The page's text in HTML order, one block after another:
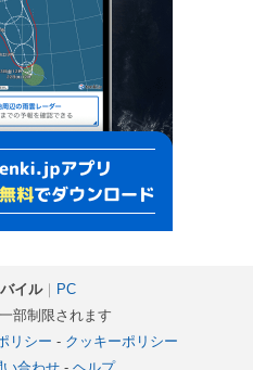
イル｜ PC
部制限されます
リシー - クッキーポリシー